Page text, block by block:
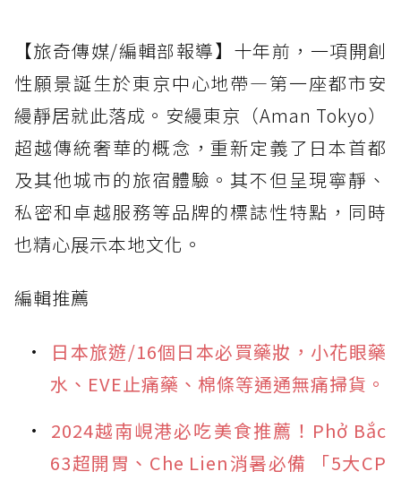
【旅奇傳媒/編輯部報導】十年前，一項開創
性願景誕生於東京中心地帶—第一座都市安
縵靜居就此落成。安縵東京（Aman Tokyo）
超越傳統奢華的概念，重新定義了日本首都
及其他城市的旅宿體驗。其不但呈現寧靜、
私密和卓越服務等品牌的標誌性特點，同時
也精心展示本地文化。
編輯推薦
日本旅遊/16個日本必買藥妝，小花眼藥
水、EVE止痛藥、棉條等通通無痛掃貨。
2024越南峴港必吃美食推薦！Phở Bắc
63超開胃、Che Lien消暑必備 「5大CP